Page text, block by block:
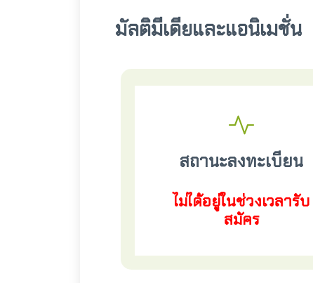
มัลติมีเดียและแอนิเมชั่น
สถานะลงทะเบียน
ไม่ได้อยู่ในช่วงเวลารับ
สมัคร